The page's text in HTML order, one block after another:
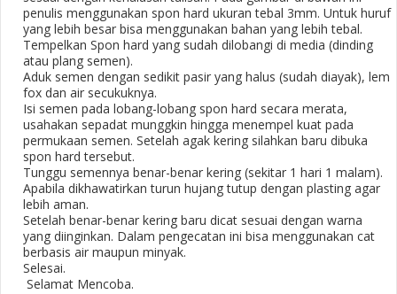
penulis menggunakan spon hard ukuran tebal 3mm. Untuk huruf
yang lebih besar bisa menggunakan bahan yang lebih tebal.
Tempelkan Spon hard yang sudah dilobangi di media (dinding
atau plang semen).
Aduk semen dengan sedikit pasir yang halus (sudah diayak), lem
fox dan air secukuknya.
Isi semen pada lobang-lobang spon hard secara merata,
usahakan sepadat munggkin hingga menempel kuat pada
permukaan semen. Setelah agak kering silahkan baru dibuka
spon hard tersebut.
Tunggu semennya benar-benar kering (sekitar 1 hari 1 malam).
Apabila dikhawatirkan turun hujang tutup dengan plasting agar
lebih aman.
Setelah benar-benar kering baru dicat sesuai dengan warna
yang diinginkan. Dalam pengecatan ini bisa menggunakan cat
berbasis air maupun minyak.
Selesai.
Selamat Mencoba.